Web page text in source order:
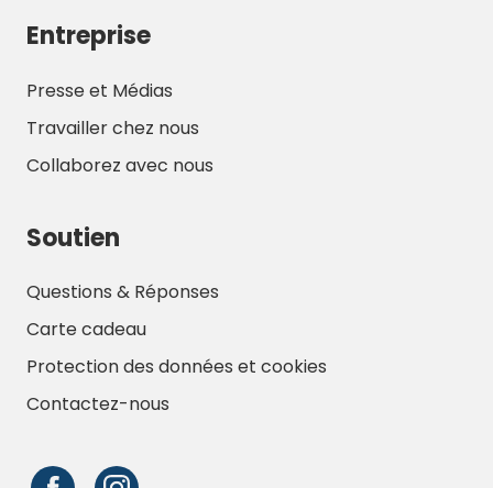
Entreprise
Presse et Médias
Travailler chez nous
Collaborez avec nous
Soutien
Questions & Réponses
Carte cadeau
Protection des données et cookies
Contactez-nous